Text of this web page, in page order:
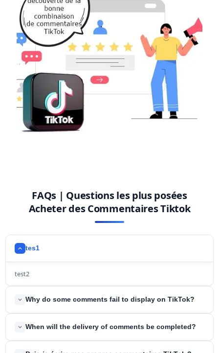
FAQs | Questions les plus posées
Acheter des Commentaires Tiktok
tes1
test2
Why do some comments fail to display on TikTok?
TikTok may filter out comments with inappropriate language, but
When will the delivery of comments be completed?